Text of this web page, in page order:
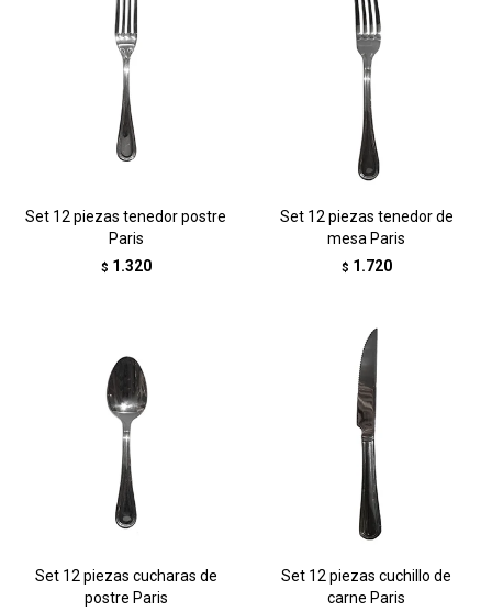
Set 12 piezas tenedor postre
Paris
$ 1.320
Set 12 piezas tenedor de
mesa Paris
$ 1.720
Set 12 piezas cucharas de
postre Paris
Set 12 piezas cuchillo de
carne Paris